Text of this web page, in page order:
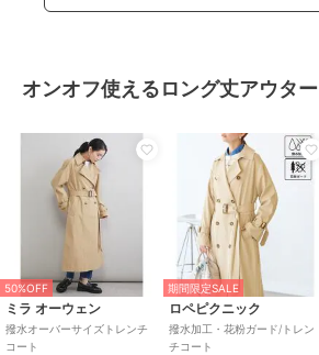
オンオフ使えるロング丈アウター
50%OFF
ミラ オーウェン
撥水オーバーサイズトレンチ
コート
期間限定SALE
ロペピクニック
撥水加工・花粉ガード/トレン
チコート